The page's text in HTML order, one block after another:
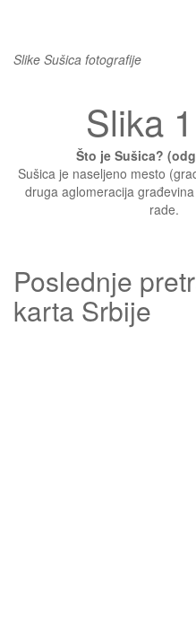
Slike Sušica fotografije
Slika
Što je Sušica?
Sušica je naseljeno mesto
druga aglomeracija
rade.
Poslednje
karta Srbije